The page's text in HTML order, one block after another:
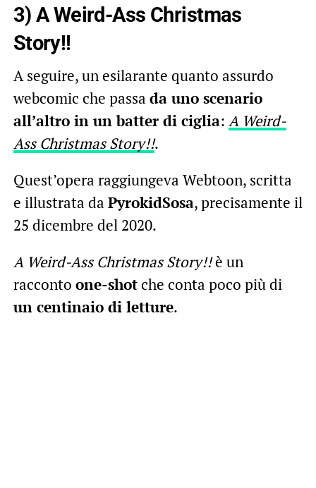
3) A Weird-Ass Christmas
Story!!
A seguire, un esilarante quanto assurdo
webcomic che passa da uno scenario
all’altro in un batter di ciglia: A Weird-
Ass Christmas Story!!.
Quest’opera raggiungeva Webtoon, scritta
e illustrata da PyrokidSosa, precisamente il
25 dicembre del 2020.
A Weird-Ass Christmas Story!!è un
racconto one-shotche conta poco più di
un centinaio di letture.